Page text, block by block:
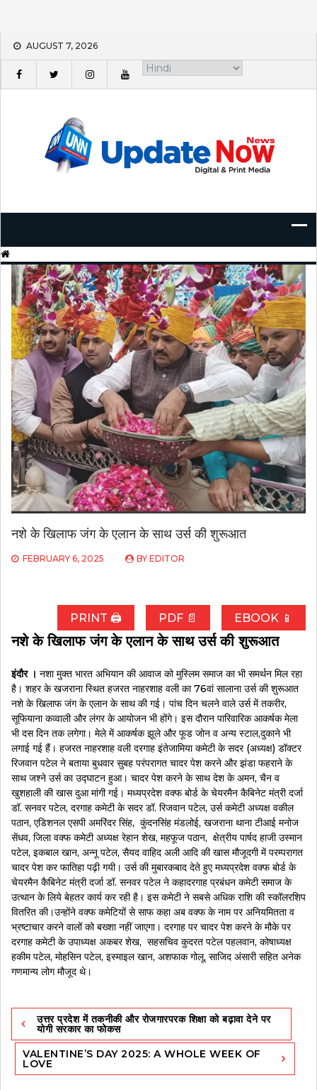
Skip
content
AUGUST 7, 2026
नशे के खिलाफ जंग के एलान के साथ उर्स की शुरूआत
FEBRUARY 6, 2025 BY EDITOR
PRINT 🖨 PDF 📄 EBOOK 📱
नशे के खिलाफ जंग के एलान के साथ उर्स की शुरूआत
इंदौर । नशा मुक्त भारत अभियान की आवाज को मुस्लिम समाज का भी समर्थन मिल रहा
है। शहर के खजराना स्थित हजरत नाहरशाह वली का 76वां सालाना उर्स की शुरूआत
नशे के खिलाफ जंग के एलान के साथ की गई। पांच दिन चलने वाले उर्स में तकरीर,
सूफियाना कव्वाली और लंगर के आयोजन भी होंगे। इस दौरान पारिवारिक आकर्षक मेला
भी दस दिन तक लगेगा। मेले में आकर्षक झूले और फूड जोन व अन्य स्टाल,दुकाने भी
लगाई गई हैं। हजरत नाहरशाह वली दरगाह इंतेजामिया कमेटी के सदर (अध्यक्ष) डॉक्टर
रिजवान पटेल ने बताया बुधवार सुबह परंपरागत चादर पेश करने और झंडा फहराने के
साथ जश्ने उर्स का उद्घाटन हुआ। चादर पेश करने के साथ देश के अमन, चैन व
खुशहाली की खास दुआ मांगी गई। मध्यप्रदेश वक्फ बोर्ड के चेयरमैन कैबिनेट मंत्री दर्जा
डॉ. सनवर पटेल, दरगाह कमेटी के सदर डॉ. रिजवान पटेल, उर्स कमेटी अध्यक्ष वकील
पठान, एडिशनल एसपी अमरिंदर सिंह, कुंदनसिंह मंडलोई, खजराना थाना टीआई मनोज
सेंधव, जिला वक्फ कमेटी अध्यक्ष रेहान शेख, महफूज पठान, क्षेत्रीय पार्षद हाजी उस्मान
पटेल, इकबाल खान, अन्नू पटेल, सैयद वाहिद अली आदि की खास मौजूदगी में परम्परागत
चादर पेश कर फातिहा पढ़ी गयी। उर्स की मुबारकबाद देते हुए मध्यप्रदेश वक्फ बोर्ड के
चेयरमैन कैबिनेट मंत्री दर्जा डॉ. सनवर पटेल ने कहादरगाह प्रबंधन कमेटी समाज के
उत्थान के लिये बेहतर कार्य कर रही है। इस कमेटी ने सबसे अधिक राशि की स्कॉलरशिप
वितरित की।उन्होंने वक्फ कमेटियों से साफ कहा अब वक्फ के नाम पर अनियमितता व
भ्रष्टाचार करने वालों को बख्शा नहीं जाएगा। दरगाह पर चादर पेश करने के मौके पर
दरगाह कमेटी के उपाध्यक्ष अकबर शेख, सहसचिव कुदरत पटेल पहलवान, कोषाध्यक्ष
हकीम पटेल, मोहसिन पटेल, इस्माइल खान, अशफाक गोलू, साजिद अंसारी सहित अनेक
गणमान्य लोग मौजूद थे।
Post
navigation
उत्तर प्रदेश में तकनीकी और रोजगारपरक शिक्षा को बढ़ावा देने पर
योगी सरकार का फोकस
VALENTINE’S DAY 2025: A WHOLE WEEK OF
LOVE